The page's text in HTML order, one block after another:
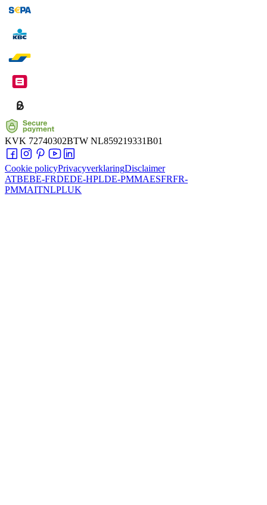
KVK 72740302BTW NL859219331B01
Cookie policyPrivacyverklaringDisclaimer
ATBEBE-FRDEDE-HPLDE-PMMAESFRFR-
PMMAITNLPLUK